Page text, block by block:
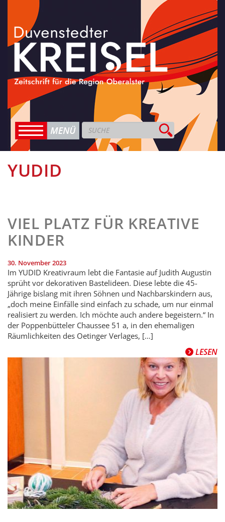
YUDID
VIEL PLATZ FÜR KREATIVE
KINDER
30. November 2023
Im YUDID Kreativraum lebt die Fantasie auf Judith Augustin
sprüht vor dekorativen Bastelideen. Diese lebte die 45-
Jährige bislang mit ihren Söhnen und Nachbarskindern aus,
„doch meine Einfälle sind einfach zu schade, um nur einmal
realisiert zu werden. Ich möchte auch andere begeistern.“ In
der Poppenbütteler Chaussee 51 a, in den ehemaligen
Räumlichkeiten des Oetinger Verlages, […]
LESEN